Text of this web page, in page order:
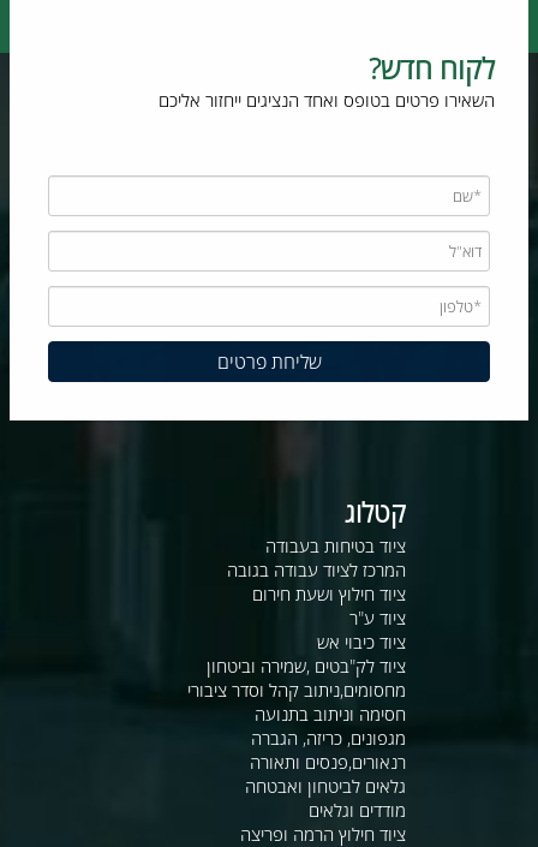
לקוח חדש?
השאירו פרטים בטופס ואחד הנציגים ייחזור אליכם
קטלוג
ציוד בטיחות בעבודה
המרכז לציוד עבודה בגובה
ציוד חילוץ ושעת חירום
ציוד ע"ר
ציוד כיבוי אש
ציוד לק"בטים ,שמירה וביטחון
מחסומים,ניתוב קהל וסדר ציבורי
חסימה וניתוב בתנועה
מגפונים, כריזה, הגברה
רנאורים,פנסים ותאורה
גלאים לביטחון ואבטחה
מודדים וגלאים
ציוד חילוץ הרמה ופריצה